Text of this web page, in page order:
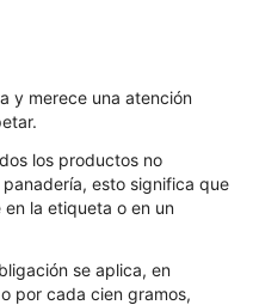
y merece una atención
los productos no
esto significa que
la etiqueta o en un
se aplica, en
por cada cien gramos,